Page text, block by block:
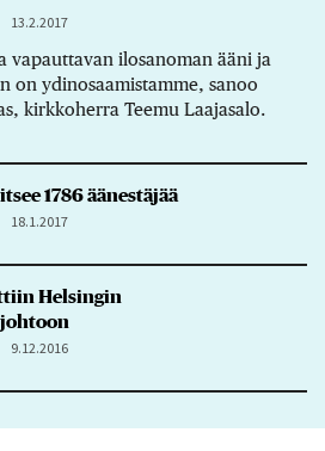
13.2.2017
vapauttavan ilosanoman ääni ja
on ydinosaamistamme, sanoo
kirkkoherra Teemu Laajasalo.
1786 äänestäjää
18.1.2017
Helsingin
9.12.2016